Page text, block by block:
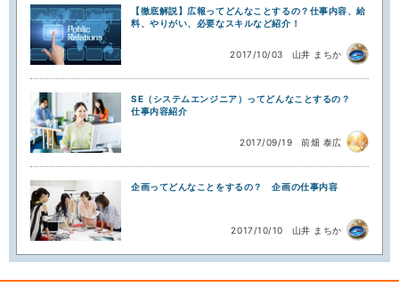
【徹底解説】広報ってどんなことするの？仕事内容、給
料、やりがい、必要なスキルなど紹介！
2017/10/03 山井 まちか
SE（システムエンジニア）ってどんなことするの？
仕事内容紹介
2017/09/19 前畑 泰広
企画ってどんなことをするの？ 企画の仕事内容
2017/10/10 山井 まちか